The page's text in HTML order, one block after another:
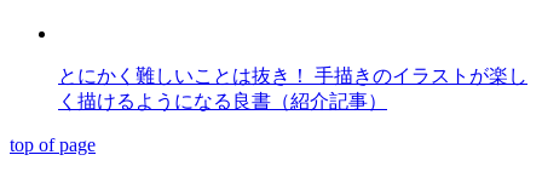
とにかく難しいことは抜き！ 手描きのイラストが楽し
く描けるようになる良書（紹介記事）
top of page